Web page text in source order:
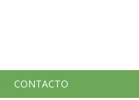
CONTACTO